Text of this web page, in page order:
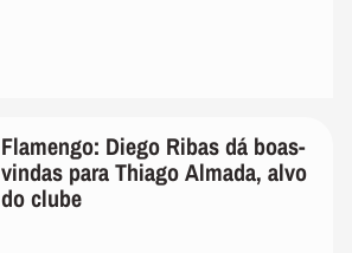
Flamengo: Diego Ribas dá boas-
vindas para Thiago Almada, alvo
do clube